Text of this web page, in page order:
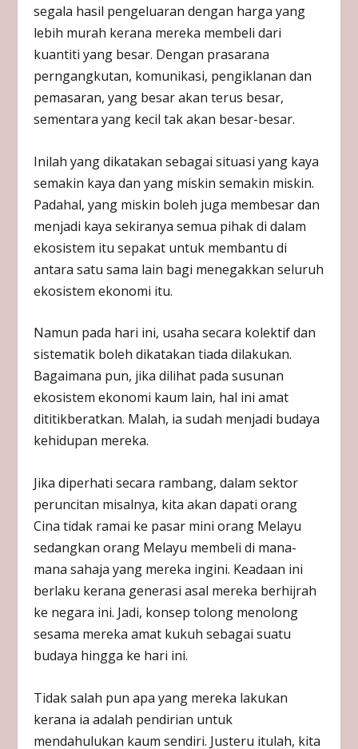
segala hasil pengeluaran dengan harga yang
lebih murah kerana mereka membeli dari
kuantiti yang besar. Dengan prasarana
perngangkutan, komunikasi, pengiklanan dan
pemasaran, yang besar akan terus besar,
sementara yang kecil tak akan besar-besar.
Inilah yang dikatakan sebagai situasi yang kaya
semakin kaya dan yang miskin semakin miskin.
Padahal, yang miskin boleh juga membesar dan
menjadi kaya sekiranya semua pihak di dalam
ekosistem itu sepakat untuk membantu di
antara satu sama lain bagi menegakkan seluruh
ekosistem ekonomi itu.
Namun pada hari ini, usaha secara kolektif dan
sistematik boleh dikatakan tiada dilakukan.
Bagaimana pun, jika dilihat pada susunan
ekosistem ekonomi kaum lain, hal ini amat
dititikberatkan. Malah, ia sudah menjadi budaya
kehidupan mereka.
Jika diperhati secara rambang, dalam sektor
peruncitan misalnya, kita akan dapati orang
Cina tidak ramai ke pasar mini orang Melayu
sedangkan orang Melayu membeli di mana-
mana sahaja yang mereka ingini. Keadaan ini
berlaku kerana generasi asal mereka berhijrah
ke negara ini. Jadi, konsep tolong menolong
sesama mereka amat kukuh sebagai suatu
budaya hingga ke hari ini.
Tidak salah pun apa yang mereka lakukan
kerana ia adalah pendirian untuk
mendahulukan kaum sendiri. Justeru itulah, kita